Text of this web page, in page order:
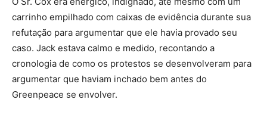
carrinho empilhado com caixas de evidência durante sua
refutação para argumentar que ele havia provado seu
caso. Jack estava calmo e medido, recontando a
cronologia de como os protestos se desenvolveram para
argumentar que haviam inchado bem antes do
Greenpeace se envolver.